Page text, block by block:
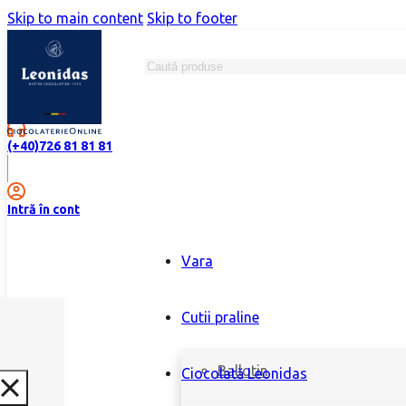
Skip to main content Skip to footer
Magazine
(+40)726 81 81 81
Intră în cont
Vara
Cutii praline
Ballotin
Ciocolată Leonidas